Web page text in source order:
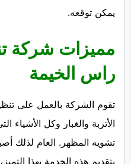
يمكن توقعه.
مميزات شركة
راس الخيمة
تقوم الشركة بالعمل على
الأتربة والغبار وكل
تشويه المظهر. العام لذلك
بتقديم هذه الخدمة بهذا